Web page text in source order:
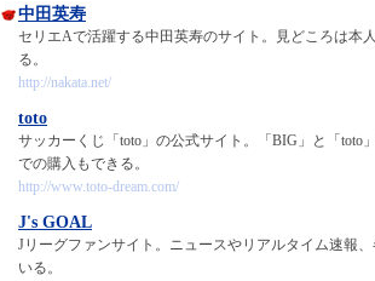
中田英寿
セリエAで活躍する中田英寿のサイト。見どころは本
る。
http://nakata.net/
toto
サッカーくじ「toto」の公式サイト。「BIG」と「
での購入もできる。
http://www.toto-dream.com/
J's GOAL
Jリーグファンサイト。ニュースやリアルタイム速報
いる。